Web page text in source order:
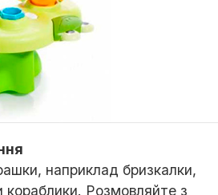
наприклад бризкалки,
кораблики. Розмовляйте з